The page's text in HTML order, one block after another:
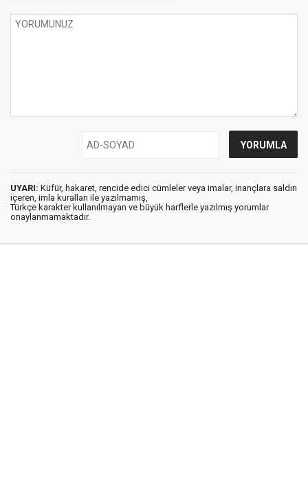
UYARI: Küfür, hakaret, rencide edici cümleler veya imalar, inançlara saldırı
içeren, imla kuralları ile yazılmamış,
Türkçe karakter kullanılmayan ve büyük harflerle yazılmış yorumlar
onaylanmamaktadır.